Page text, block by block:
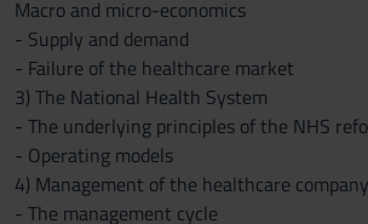
Macro and micro-economics
- Supply and demand
- Failure of the healthcare market
3) The National Health System
- The underlying principles of the NHS
- Operating models
4) Management of the healthcare company
- The management cycle